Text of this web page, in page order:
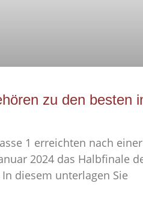
zu den besten
1 erreichten nach einer
2024 das Halbfinale
diesem unterlagen Sie